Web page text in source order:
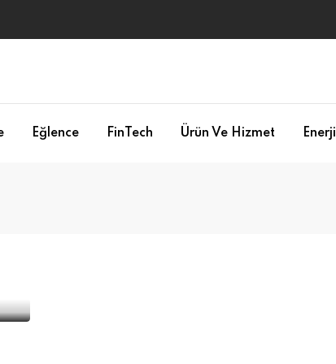
Eğlence FinTech Ürün Ve Hizmet Enerji